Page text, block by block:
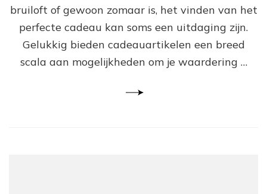
bruiloft of gewoon zomaar is, het vinden van het
perfecte cadeau kan soms een uitdaging zijn.
Gelukkig bieden cadeauartikelen een breed
scala aan mogelijkheden om je waardering …